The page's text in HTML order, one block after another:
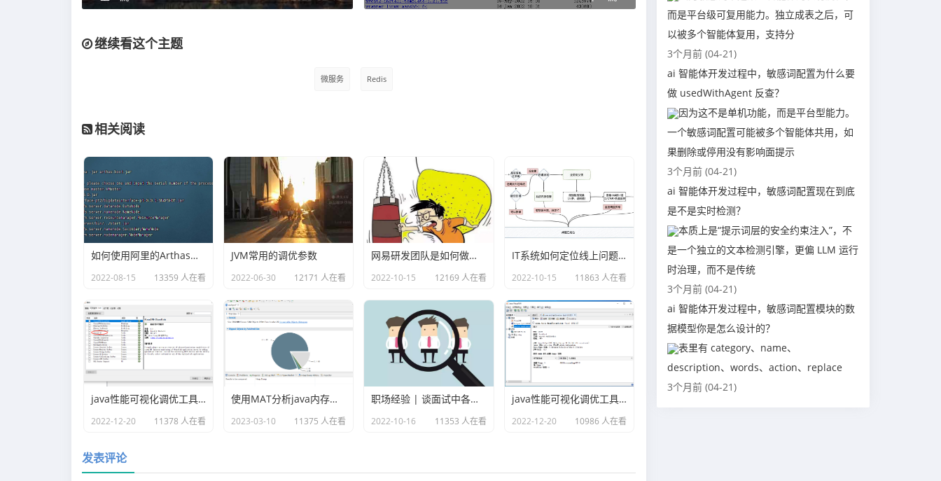
继续看这个主题
微服务 Redis
相关阅读
如何使用阿里的Arthas快速定位正在线上运行的程序问题
2022-08-15 13359 人在看
JVM常用的调优参数
2022-06-30 12171 人在看
网易研发团队是如何做故障演练的？
2022-10-15 12169 人在看
IT系统如何定位线上问题？
2022-10-15 11863 人在看
java性能可视化调优工具VisualVM插件之Visual GC
2022-12-20 11378 人在看
使用MAT分析java内存溢出的原因
2023-03-10 11375 人在看
职场经验 | 谈面试中各种各样的坑
2022-10-16 11353 人在看
java性能可视化调优工具VisualVM
2022-12-20 10986 人在看
发表评论
而是平台级可复用能力。独立成表之后，可
以被多个智能体复用，支持分
3个月前 (04-21)
ai 智能体开发过程中，敏感词配置为什么要
做 usedWithAgent 反查？
因为这不是单机功能，而是平台型能力。
一个敏感词配置可能被多个智能体共用，如
果删除或停用没有影响面提示
3个月前 (04-21)
ai 智能体开发过程中，敏感词配置现在到底
是不是实时检测？
本质上是“提示词层的安全约束注入”，不
是一个独立的文本检测引擎，更偏 LLM 运行
时治理，而不是传统
3个月前 (04-21)
ai 智能体开发过程中，敏感词配置模块的数
据模型你是怎么设计的？
表里有 category、name、
description、words、action、replace
3个月前 (04-21)